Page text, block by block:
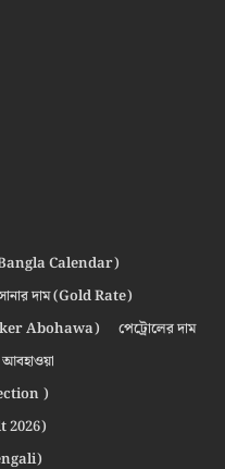
(Bangla Calendar)
দাম (Gold Rate)
Abohawa)
পেট্রোলের দাম
)
2026)